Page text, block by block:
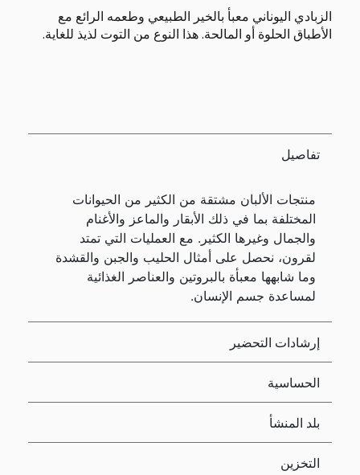
الزبادي اليوناني معبأ بالخير الطبيعي وطعمه الرائع مع
الأطباق الحلوة أو المالحة. هذا النوع من التوت لذيذ للغاية.
تفاصيل
منتجات الألبان مشتقة من الكثير من الحيوانات
المختلفة بما في ذلك الأبقار والماعز والأغنام
والجمال وغيرها الكثير. مع العمليات التي تمتد
لقرون، نحصل على أمثال الحليب والجبن والقشدة
وما شابهها معبأة بالبروتين والعناصر الغذائية
لمساعدة جسم الإنسان.
إرشادات التحضير
الحساسية
بلد المنشأ
التخزين